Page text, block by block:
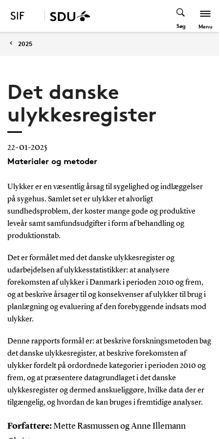
Søg Menu
2025
Det danske
ulykkesregister
22-01-2025
Materialer og metoder
Ulykker er en væsentlig årsag til sygelighed og indlæggelser
på sygehus. Samlet set er ulykker et alvorligt
sundhedsproblem, der koster mange gode og produktive
leveår samt samfundsudgifter i form af behandling og
produktionstab.
Det er formålet med det danske ulykkesregister og
udarbejdelsen af ulykkesstatistikker: at analysere
forekomsten af ulykker i Danmark i perioden 2010 og frem,
og at beskrive årsager til og konsekvenser af ulykker til brug i
planlægning og evaluering af den forebyggende indsats mod
ulykker.
Denne rapports formål er: at beskrive forskningsmetoden bag
det danske ulykkesregister, at beskrive forekomsten af
ulykker fordelt på ordordnede kategorier i perioden 2010 og
frem, og at præsentere datagrundlaget i det danske
ulykkesregister og dermed anskueliggøre, hvilke data der er
tilgængelig, og hvordan de kan bruges i fremtidige analyser.
Forfattere:Mette Rasmussen og Anne Illemann